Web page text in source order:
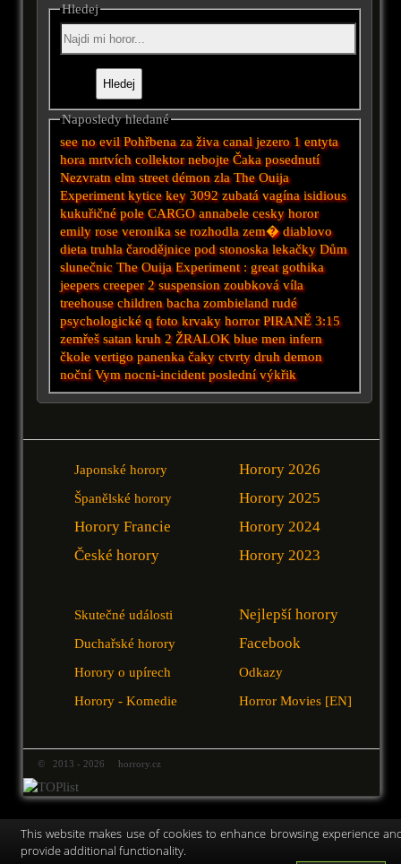
Hledej
Naposledy hledané
see no evil Pohřbena za živa canal jezero 1 entyta
hora mrtvích collektor nebojte Čaka posednutí
Nezvratn elm street démon zla The Ouija
Experiment kytice key 3092 zubatá vagína isidious
kukuřičné pole CARGO annabele cesky horor
emily rose veronika se rozhodla zem� diablovo
dieta truhla čarodějnice podstonoska lekačky Dům
slunečnic The Ouija Experiment :greatgothika
jeepers creeper 2 suspension zoubková víla
treehouse children bacha zombieland rudé
psychologické q foto krvaky horror PIRANĚ 3:15
zemřeš satan kruh 2 ŽRALOK blue men infern
čkole vertigo panenka čaky ctvrty druh demon
nočníVym nocni-incident poslední výkřik
Japonské horory
Španělské horory
Horory Francie
České horory
Horory 2026
Horory 2025
Horory 2024
Horory 2023
Skutečné události
Duchařské horory
Horory o upírech
Horory - Komedie
Nejlepší horory
Facebook
Odkazy
Horror Movies [EN]
© 2013 - 2026 horrory.cz
This website makes use of cookies to enhance browsing experience
provide additional functionality.